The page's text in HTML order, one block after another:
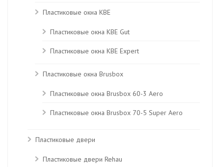
Пластиковые окна KBE
Пластиковые окна КВЕ Gut
Пластиковые окна КВЕ Expert
Пластиковые окна Brusbox
Пластиковые окна Brusbox 60-3 Aero
Пластиковые окна Brusbox 70-5 Super Aero
Пластиковые двери
Пластиковые двери Rehau